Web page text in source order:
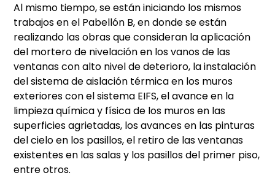
Al mismo tiempo, se están iniciando los mismos
trabajos en el Pabellón B, en donde se están
realizando las obras que consideran la aplicación
del mortero de nivelación en los vanos de las
ventanas con alto nivel de deterioro, la instalación
del sistema de aislación térmica en los muros
exteriores con el sistema EIFS, el avance en la
limpieza química y física de los muros en las
superficies agrietadas, los avances en las pinturas
del cielo en los pasillos, el retiro de las ventanas
existentes en las salas y los pasillos del primer piso,
entre otros.